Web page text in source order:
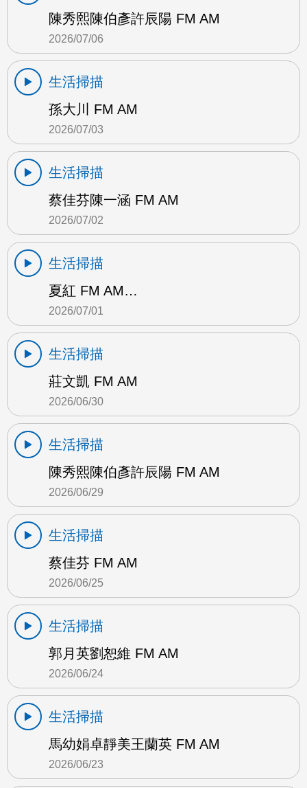
陳秀熙陳伯彥許辰陽 FM AM
2026/07/06
生活掃描
孫大川 FM AM
2026/07/03
生活掃描
蔡佳芬陳一涵 FM AM
2026/07/02
生活掃描
夏紅 FM AM…
2026/07/01
生活掃描
莊文凱 FM AM
2026/06/30
生活掃描
陳秀熙陳伯彥許辰陽 FM AM
2026/06/29
生活掃描
蔡佳芬 FM AM
2026/06/25
生活掃描
郭月英劉恕維 FM AM
2026/06/24
生活掃描
馬幼娟卓靜美王蘭英 FM AM
2026/06/23